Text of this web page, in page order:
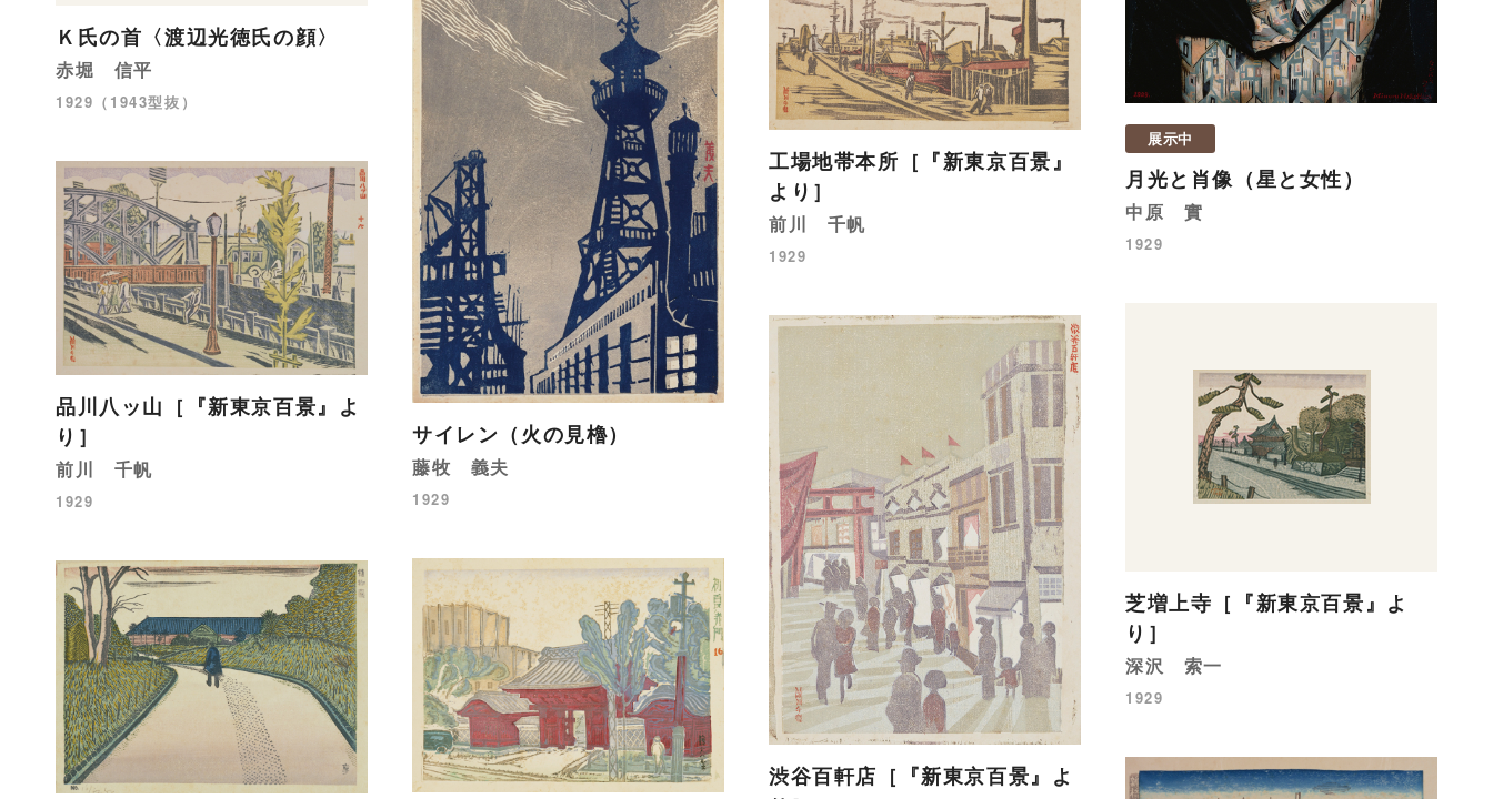
Ｋ氏の首〈渡辺光徳氏の顔〉
赤堀 信平
1929（1943型抜）
展示中
月光と肖像（星と女性）
中原 實
1929
工場地帯本所［『新東京百景』
より］
前川 千帆
1929
サイレン（火の見櫓）
藤牧 義夫
1929
品川八ッ山［『新東京百景』よ
り］
前川 千帆
1929
芝増上寺［『新東京百景』よ
り］
深沢 索一
1929
渋谷百軒店［『新東京百景』よ